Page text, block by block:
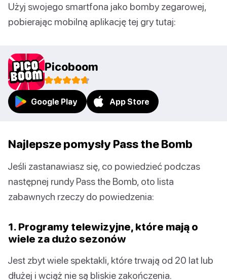
Użyj swojego smartfona jako bomby zegarowej,
pobierając mobilną aplikację tej gry tutaj:
Picoboom
Google Play App Store
Najlepsze pomysły Pass the Bomb
Jeśli zastanawiasz się, co powiedzieć podczas
następnej rundy Pass the Bomb, oto lista
zabawnych rzeczy do powiedzenia:
1. Programy telewizyjne, które mają o
wiele za dużo sezonów
Jest zbyt wiele spektakli, które trwają od 20 lat lub
dłużej i wciąż nie są bliskie zakończenia.